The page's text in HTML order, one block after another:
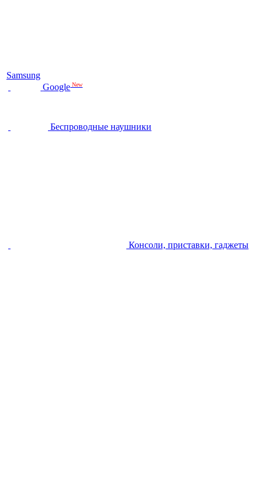
Samsung
Google New
Беспроводные наушники
Консоли, приставки, гаджеты